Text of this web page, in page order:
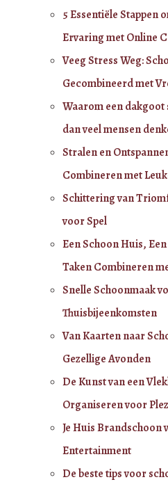
5 Essentiële Stappen
Ervaring met Online
Veeg Stress Weg:
Gecombineerd met
Waarom een
dan veel mensen
Stralen en
Combineren met
Schittering van
voor Spel
Een Schoon Huis,
Taken Combineren
Snelle Schoonmaak
Thuisbijeenkomsten
Van Kaarten naar
Gezellige Avonden
De Kunst van een
Organiseren voor
Je Huis Brandschoon
Entertainment
De beste tips voor